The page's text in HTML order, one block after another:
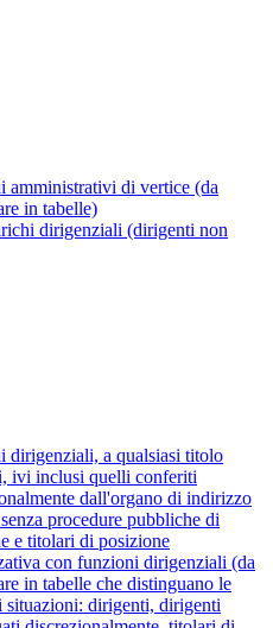
amministrativi di vertice (da
in tabelle)
dirigenziali (dirigenti non
dirigenziali, a qualsiasi titolo
ivi inclusi quelli conferiti
dall'organo di indirizzo
procedure pubbliche di
e titolari di posizione
con funzioni dirigenziali (da
in tabelle che distinguano le
situazioni: dirigenti, dirigenti